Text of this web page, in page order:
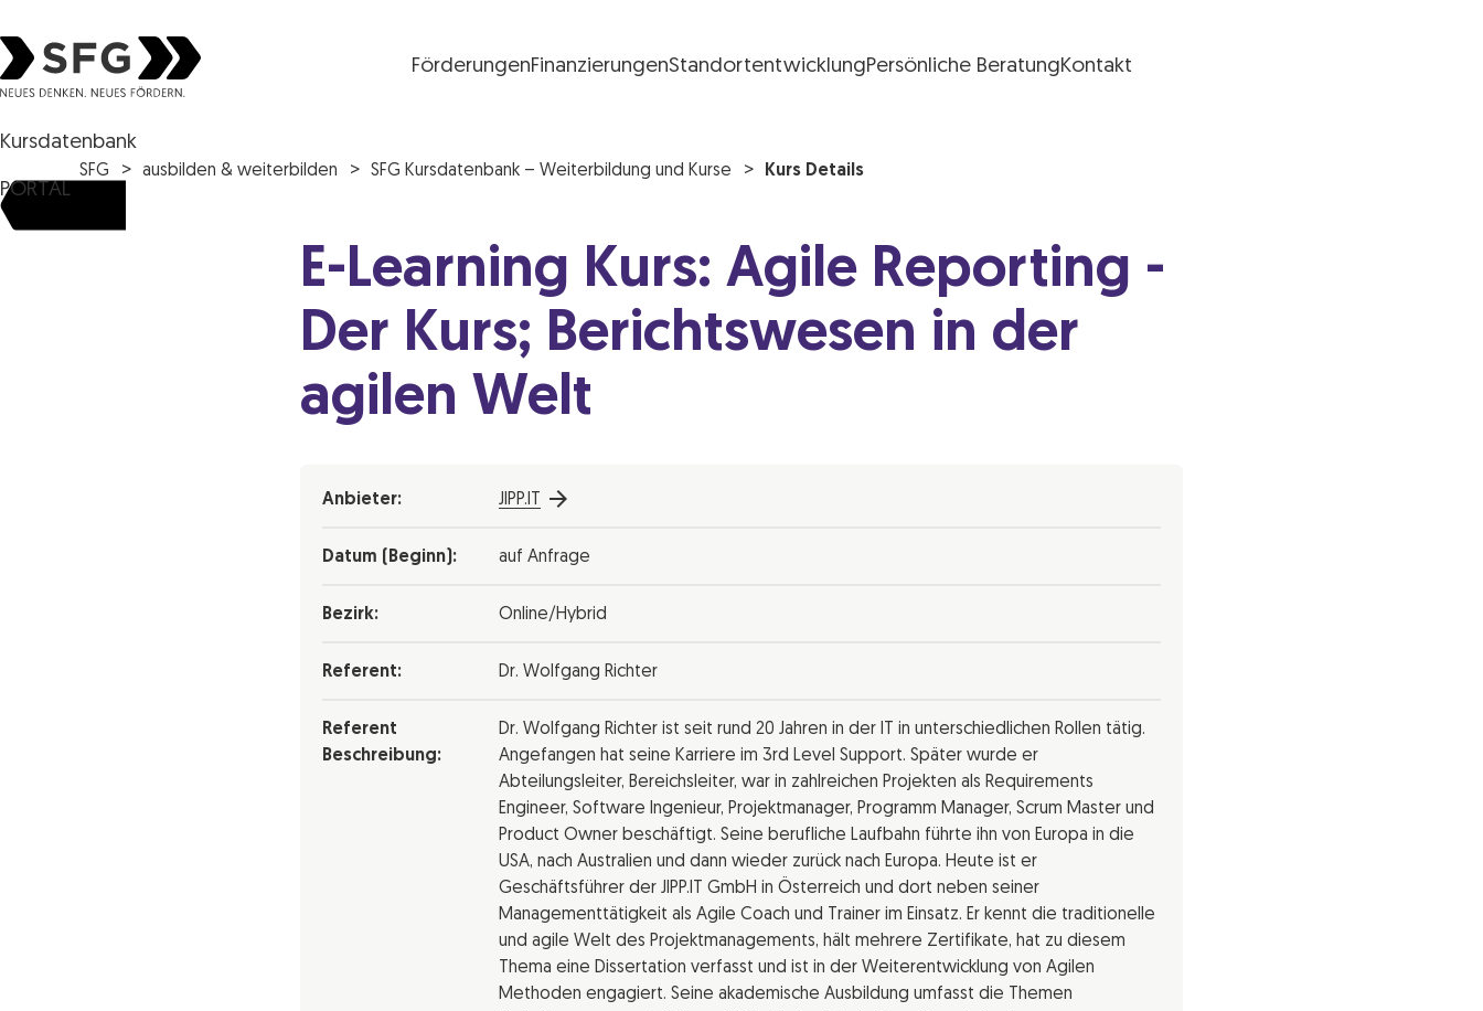
FörderungenFinanzierungenStandortentwicklungPersönliche BeratungKontakt
PORTAL
Kursdatenbank
SFG ausbilden & weiterbilden SFG Kursdatenbank – Weiterbildung und Kurse Kurs Details
E-Learning Kurs: Agile Reporting -
Der Kurs; Berichtswesen in der
agilen Welt
Anbieter: JIPP.IT
Datum (Beginn): auf Anfrage
Bezirk: Online/Hybrid
Referent: Dr. Wolfgang Richter
Referent
Beschreibung:
Dr. Wolfgang Richter ist seit rund 20 Jahren in der IT in unterschiedlichen Rollen tätig.
Angefangen hat seine Karriere im 3rd Level Support. Später wurde er
Abteilungsleiter, Bereichsleiter, war in zahlreichen Projekten als Requirements
Engineer, Software Ingenieur, Projektmanager, Programm Manager, Scrum Master und
Product Owner beschäftigt. Seine berufliche Laufbahn führte ihn von Europa in die
USA, nach Australien und dann wieder zurück nach Europa. Heute ist er
Geschäftsführer der JIPP.IT GmbH in Österreich und dort neben seiner
Managementtätigkeit als Agile Coach und Trainer im Einsatz. Er kennt die traditionelle
und agile Welt des Projektmanagements, hält mehrere Zertifikate, hat zu diesem
Thema eine Dissertation verfasst und ist in der Weiterentwicklung von Agilen
Methoden engagiert. Seine akademische Ausbildung umfasst die Themen